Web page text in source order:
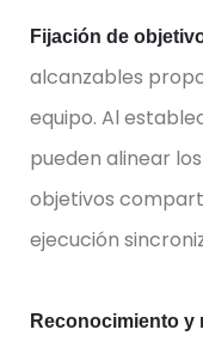
Fijación de
alcanzables
equipo. Al
pueden alinear
objetivos
ejecución
Reconocimiento y